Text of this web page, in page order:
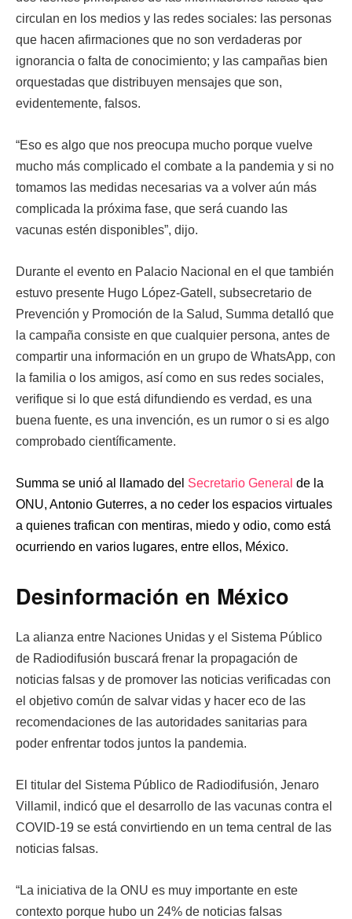
circulan en los medios y las redes sociales: las personas
que hacen afirmaciones que no son verdaderas por
ignorancia o falta de conocimiento; y las campañas bien
orquestadas que distribuyen mensajes que son,
evidentemente, falsos.
“Eso es algo que nos preocupa mucho porque vuelve
mucho más complicado el combate a la pandemia y si no
tomamos las medidas necesarias va a volver aún más
complicada la próxima fase, que será cuando las
vacunas estén disponibles”, dijo.
Durante el evento en Palacio Nacional en el que también
estuvo presente Hugo López-Gatell, subsecretario de
Prevención y Promoción de la Salud, Summa detalló que
la campaña consiste en que cualquier persona, antes de
compartir una información en un grupo de WhatsApp, con
la familia o los amigos, así como en sus redes sociales,
verifique si lo que está difundiendo es verdad, es una
buena fuente, es una invención, es un rumor o si es algo
comprobado científicamente.
Summa se unió al llamado del Secretario General de la
ONU, Antonio Guterres, a no ceder los espacios virtuales
a quienes trafican con mentiras, miedo y odio, como está
ocurriendo en varios lugares, entre ellos, México.
Desinformación en México
La alianza entre Naciones Unidas y el Sistema Público
de Radiodifusión buscará frenar la propagación de
noticias falsas y de promover las noticias verificadas con
el objetivo común de salvar vidas y hacer eco de las
recomendaciones de las autoridades sanitarias para
poder enfrentar todos juntos la pandemia.
El titular del Sistema Público de Radiodifusión, Jenaro
Villamil, indicó que el desarrollo de las vacunas contra el
COVID-19 se está convirtiendo en un tema central de las
noticias falsas.
“La iniciativa de la ONU es muy importante en este
contexto porque hubo un 24% de noticias falsas